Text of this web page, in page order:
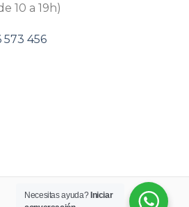
10 a 19h)
573 456
Necesitas ayuda? Iniciar